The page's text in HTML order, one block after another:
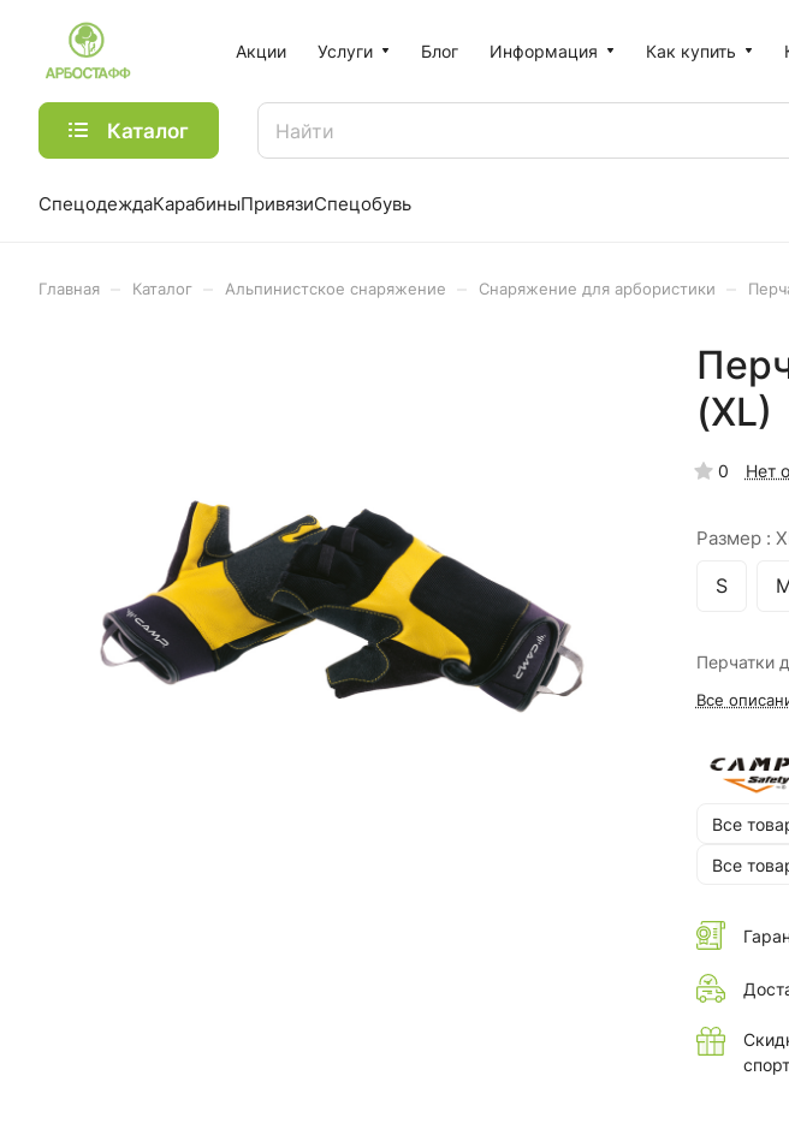
Акции Услуги Блог Информация Как купить
Каталог
СпецодеждаКарабиныПривязиСпецобувь
Главная Каталог Альпинистское снаряжение Снаряжение для арбористики
(XL)
0 Нет
Размер :
S
Перчатки
Все
Все
Все